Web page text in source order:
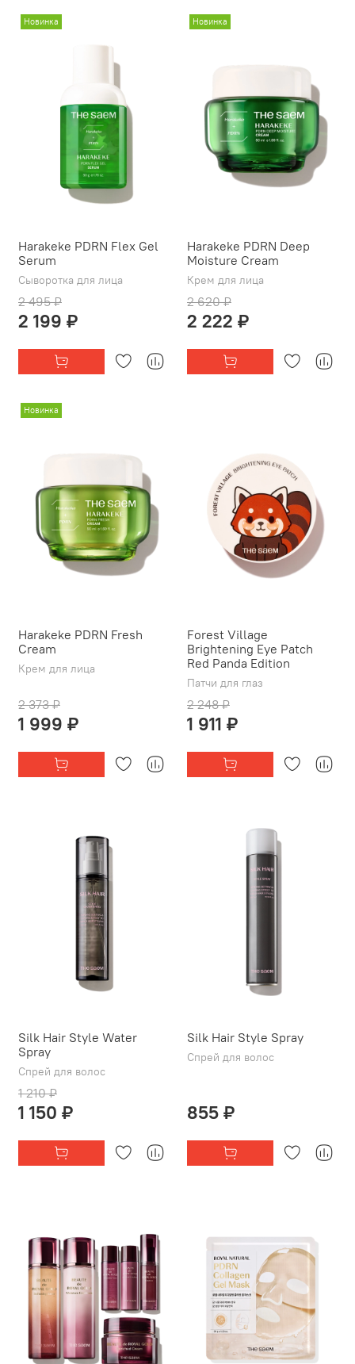
Новинка
Harakeke PDRN Flex Gel
Serum
Сыворотка для лица
2 495 ₽
2 199 ₽
Новинка
Harakeke PDRN Deep
Moisture Cream
Крем для лица
2 620 ₽
2 222 ₽
Новинка
Harakeke PDRN Fresh
Cream
Крем для лица
2 373 ₽
1 999 ₽
Forest Village
Brightening Eye Patch
Red Panda Edition
Патчи для глаз
2 248 ₽
1 911 ₽
Silk Hair Style Water
Spray
Спрей для волос
1 210 ₽
1 150 ₽
Silk Hair Style Spray
Спрей для волос
855 ₽